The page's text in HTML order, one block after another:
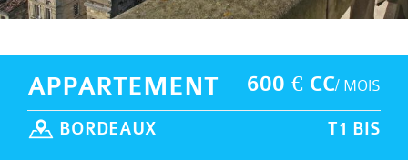
600 € CC/ MOIS
APPARTEMENT
T1 BIS
BORDEAUX